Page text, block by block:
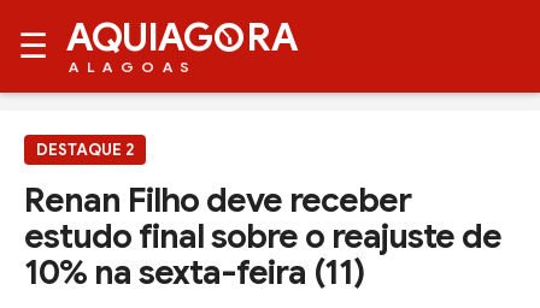
☰ AQUIAG RA
ALAGOAS
DESTAQUE 2
Renan Filho deve receber
estudo final sobre o reajuste de
10% na sexta-feira (11)